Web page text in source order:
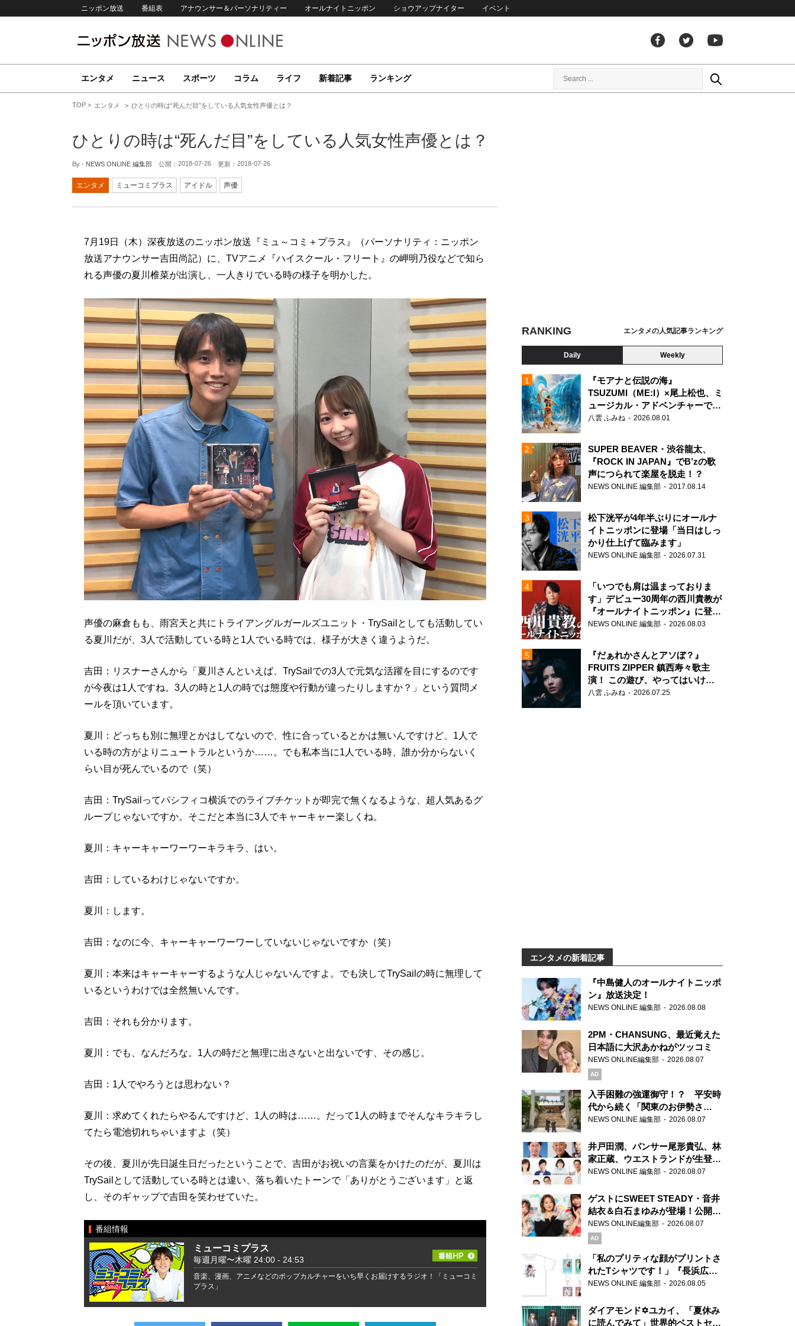
ニッポン放送 番組表 アナウンサー＆パーソナリティー オールナイトニッポン ショウアップナイター イベント
エンタメ ニュース スポーツ コラム ライフ 新着記事 ランキング
TOP エンタメ ひとりの時は“死んだ目”をしている人気女性声優とは？
ひとりの時は“死んだ目”をしている人気女性声優とは？
By - NEWS ONLINE 編集部 公開： 2018-07-26 更新： 2018-07-26
エンタメ ミューコミプラス アイドル 声優
7月19日（木）深夜放送のニッポン放送『ミュ～コミ＋プラス』（パーソナリティ：ニッポン
放送アナウンサー吉田尚記）に、TVアニメ『ハイスクール・フリート』の岬明乃役などで知ら
れる声優の夏川椎菜が出演し、一人きりでいる時の様子を明かした。
声優の麻倉もも、雨宮天と共にトライアングルガールズユニット・TrySailとしても活動してい
る夏川だが、3人で活動している時と1人でいる時では、様子が大きく違うようだ。
吉田：リスナーさんから「夏川さんといえば、TrySailでの3人で元気な活躍を目にするのです
が今夜は1人ですね。3人の時と1人の時では態度や行動が違ったりしますか？」という質問メ
ールを頂いています。
夏川：どっちも別に無理とかはしてないので、性に合っているとかは無いんですけど、1人で
いる時の方がよりニュートラルというか……。でも私本当に1人でいる時、誰か分からないく
らい目が死んでいるので（笑）
吉田：TrySailってパシフィコ横浜でのライブチケットが即完で無くなるような、超人気あるグ
ループじゃないですか。そこだと本当に3人でキャーキャー楽しくね。
夏川：キャーキャーワーワーキラキラ、はい。
吉田：しているわけじゃないですか。
夏川：します。
吉田：なのに今、キャーキャーワーワーしていないじゃないですか（笑）
夏川：本来はキャーキャーするような人じゃないんですよ。でも決してTrySailの時に無理して
いるというわけでは全然無いんです。
吉田：それも分かります。
夏川：でも、なんだろな。1人の時だと無理に出さないと出ないです、その感じ。
吉田：1人でやろうとは思わない？
夏川：求めてくれたらやるんですけど、1人の時は……。だって1人の時までそんなキラキラし
てたら電池切れちゃいますよ（笑）
その後、夏川が先日誕生日だったということで、吉田がお祝いの言葉をかけたのだが、夏川は
TrySailとして活動している時とは違い、落ち着いたトーンで「ありがとうございます」と返
し、そのギャップで吉田を笑わせていた。
番組情報
ミューコミプラス
毎週月曜〜木曜 24:00 - 24:53
音楽、漫画、アニメなどのポップカルチャーをいち早くお届けするラジオ！「ミューコミ
プラス」
RANKING エンタメの人気記事ランキング
Daily Weekly
『モアナと伝説の海』
TSUZUMI（ME:I）×尾上松也、ミ
ュージカル・アドベンチャーで美
声を響かせる
八雲 ふみね 2026.08.01
SUPER BEAVER・渋谷龍太、
『ROCK IN JAPAN』でB’zの歌
声につられて楽屋を脱走！？
NEWS ONLINE 編集部 2017.08.14
松下洸平が4年半ぶりにオールナ
イトニッポンに登場「当日はしっ
かり仕上げて臨みます」
NEWS ONLINE 編集部 2026.07.31
「いつでも肩は温まっておりま
す」デビュー30周年の西川貴教が
『オールナイトニッポン』に登
場！
NEWS ONLINE 編集部 2026.08.03
『だぁれかさんとアソぼ？』
FRUITS ZIPPER 鎮西寿々歌主
演！ この遊び、やってはいけま
せん。
八雲 ふみね 2026.07.25
エンタメの新着記事
『中島健人のオールナイトニッポ
ン』放送決定！
NEWS ONLINE 編集部 2026.08.08
2PM・CHANSUNG、最近覚えた
日本語に大沢あかねがツッコミ
NEWS ONLINE編集部 2026.08.07
AD
入手困難の強運御守！？ 平安時
代から続く「関東のお伊勢さ
ま」、芝大神宮にてランパンプス
NEWS ONLINE 編集部 2026.08.07
井戸田潤、パンサー尾形貴弘、林
家正蔵、ウエストランドが生登
場！『ラジオビバリー昼ズ』
NEWS ONLINE 編集部 2026.08.07
ゲストにSWEET STEADY・音井
結衣＆白石まゆみが登場！公開収
録で素顔全開！
NEWS ONLINE編集部 2026.08.07
AD
「私のプリティな顔がプリントさ
れたTシャツです！」『長浜広奈
天下無双』初の番組グッズ発売
NEWS ONLINE 編集部 2026.08.05
ダイアモンド✡ユカイ、「夏休み
に読んでみて」世界的ベストセラ